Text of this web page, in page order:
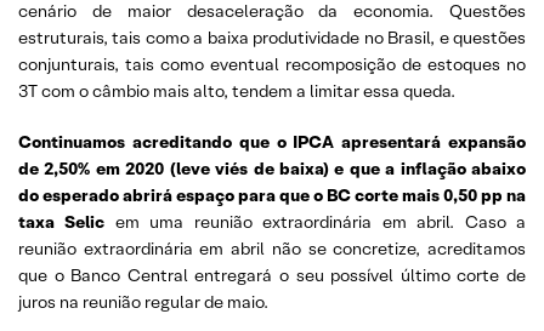
cenário de maior desaceleração da economia. Questões
estruturais, tais como a baixa produtividade no Brasil, e questões
conjunturais, tais como eventual recomposição de estoques no
3T com o câmbio mais alto, tendem a limitar essa queda.
Continuamos acreditando que o IPCA apresentará expansão
de 2,50% em 2020 (leve viés de baixa) e que a inflação abaixo
do esperado abrirá espaço para que o BC corte mais 0,50 pp na
taxa Selic em uma reunião extraordinária em abril. Caso a
reunião extraordinária em abril não se concretize, acreditamos
que o Banco Central entregará o seu possível último corte de
juros na reunião regular de maio.